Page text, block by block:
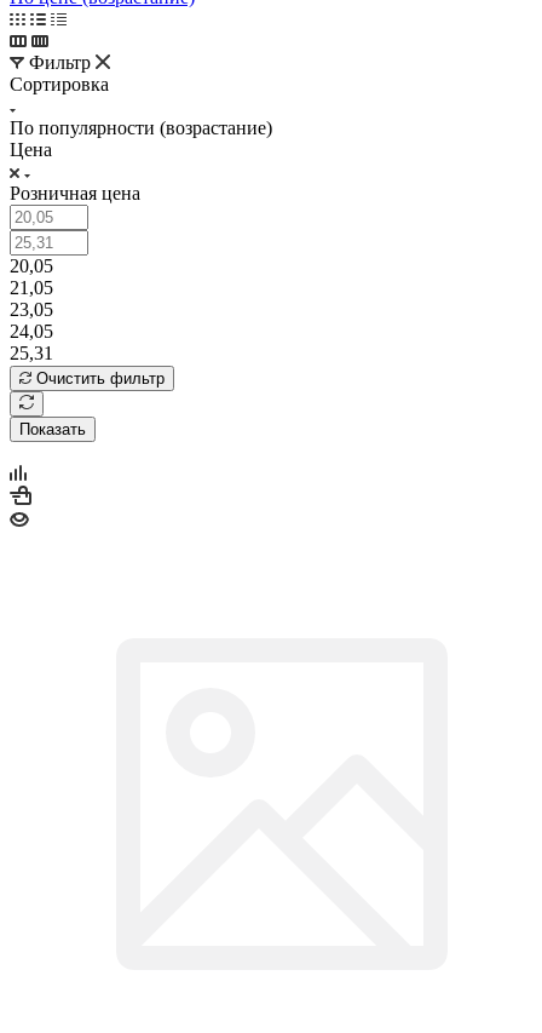
Фильтр
Сортировка
По популярности (возрастание)
Цена
Розничная цена
20,05
21,05
23,05
24,05
25,31
Очистить фильтр
Показать